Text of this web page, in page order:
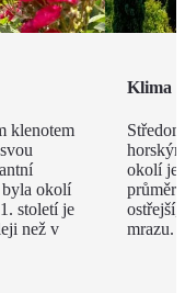
klenotem
byla okolí
století je
než v
Klima
okolí
mrazu.